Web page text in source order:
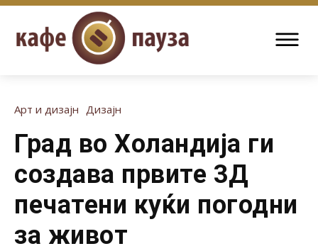
Арт и дизајн Дизајн
Град во Холандија ги
создава првите 3Д
печатени куќи погодни
за живот